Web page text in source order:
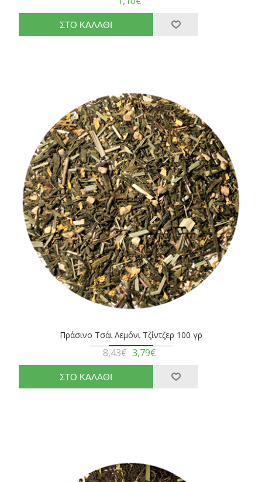
Πράσινο Τσάι Λεμόνι Τζίντζερ 100 γρ
8,43€ 3,79€